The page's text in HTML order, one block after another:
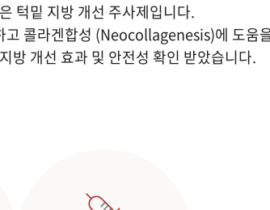
턱밑 지방 개선 주사제입니다.
콜라겐합성 (Neocollagenesis)에 도움
방 개선 효과 및 안전성 확인 받았습니다.